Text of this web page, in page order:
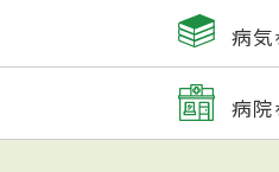
病気
病院